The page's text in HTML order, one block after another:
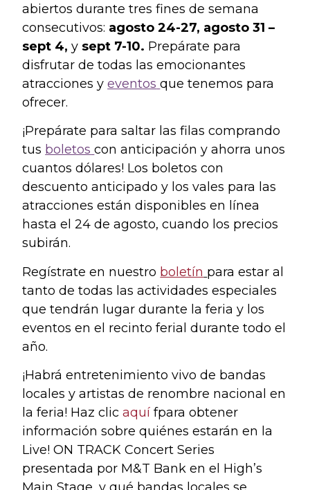
abiertos durante tres fines de semana
consecutivos: agosto 24-27, agosto 31 –
sept 4, y sept 7-10. Prepárate para
disfrutar de todas las emocionantes
atracciones yeventos que tenemos para
ofrecer.
¡Prepárate para saltar las filas comprando
tus boletos con anticipación y ahorra unos
cuantos dólares! Los boletos con
descuento anticipado y los vales para las
atracciones están disponibles en línea
hasta el 24 de agosto, cuando los precios
subirán.
Regístrate en nuestro boletín para estar al
tanto de todas las actividades especiales
que tendrán lugar durante la feria y los
eventos en el recinto ferial durante todo el
año.
¡Habrá entretenimiento vivo de bandas
locales y artistas de renombre nacional en
la feria! Haz clicaquí fpara obtener
información sobre quiénes estarán en la
Live! ON TRACK Concert Series
presentada por M&T Bank en el High’s